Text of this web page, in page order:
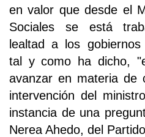
en valor que desde el
Sociales se está
lealtad a los
tal y como ha dicho,
avanzar en materia de
intervención del
instancia de una
Nerea Ahedo, del